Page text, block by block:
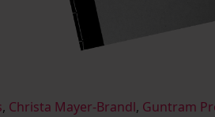
, Christa Mayer-Brandl, Guntram